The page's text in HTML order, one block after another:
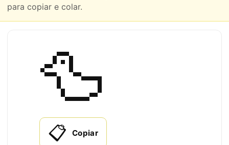
para copiar e colar.
🦆
📋 Copiar